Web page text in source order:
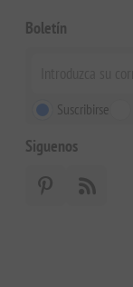
Boletín
Suscribirse
Siguenos